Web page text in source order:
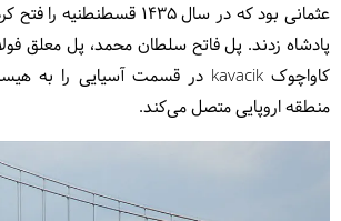
عثمانی بود که در سال 1435
پادشاه زدند. پل فاتح سلطان محمد، پل معلق
منطقه اروپایی متصل می‌کند.